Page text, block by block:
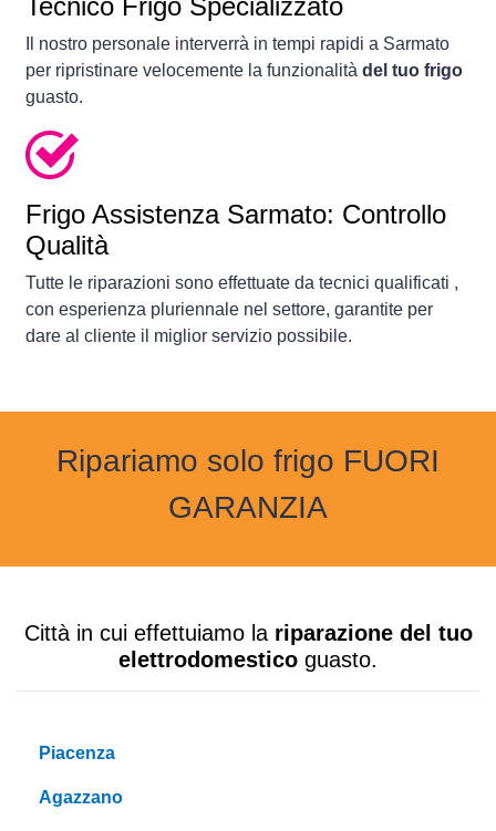
Tecnico Frigo Specializzato
Il nostro personale interverrà in tempi rapidi a Sarmato
per ripristinare velocemente la funzionalità del tuo frigo
guasto.
Frigo Assistenza Sarmato: Controllo
Qualità
Tutte le riparazioni sono effettuate da tecnici qualificati ,
con esperienza pluriennale nel settore, garantite per
dare al cliente il miglior servizio possibile.
Ripariamo solo frigo FUORI
GARANZIA
Città in cui effettuiamo la riparazione del tuo
elettrodomestico guasto.
Piacenza
Agazzano